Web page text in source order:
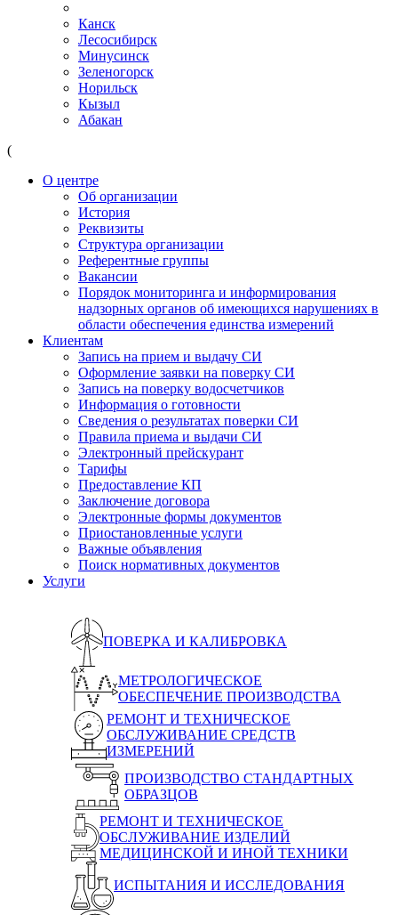
Канск
Лесосибирск
Минусинск
Зеленогорск
Норильск
Кызыл
Абакан
(
О центре
Об организации
История
Реквизиты
Структура организации
Референтные группы
Вакансии
Порядок мониторинга и информирования
надзорных органов об имеющихся нарушениях в
области обеспечения единства измерений
Клиентам
Запись на прием и выдачу СИ
Оформление заявки на поверку СИ
Запись на поверку водосчетчиков
Информация о готовности
Сведения о результатах поверки СИ
Правила приема и выдачи СИ
Электронный прейскурант
Тарифы
Предоставление КП
Заключение договора
Электронные формы документов
Приостановленные услуги
Важные объявления
Поиск нормативных документов
Услуги
ПОВЕРКА И КАЛИБРОВКА
МЕТРОЛОГИЧЕСКОЕ
ОБЕСПЕЧЕНИЕ ПРОИЗВОДСТВА
РЕМОНТ И ТЕХНИЧЕСКОЕ
ОБСЛУЖИВАНИЕ СРЕДСТВ
ИЗМЕРЕНИЙ
ПРОИЗВОДСТВО СТАНДАРТНЫХ
ОБРАЗЦОВ
РЕМОНТ И ТЕХНИЧЕСКОЕ
ОБСЛУЖИВАНИЕ ИЗДЕЛИЙ
МЕДИЦИНСКОЙ И ИНОЙ ТЕХНИКИ
ИСПЫТАНИЯ И ИССЛЕДОВАНИЯ